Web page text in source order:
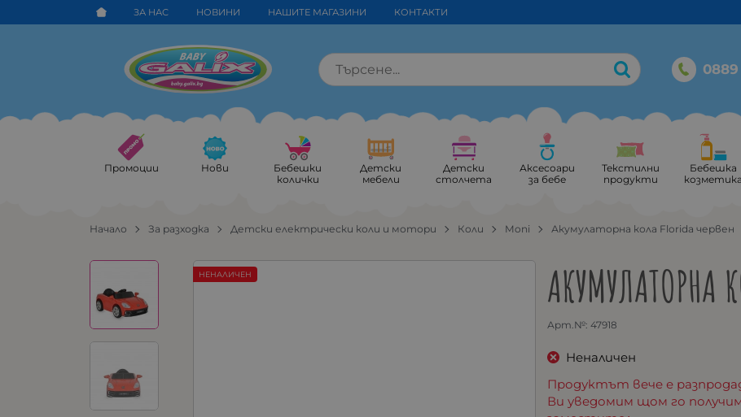
ЗА НАС НОВИНИ НАШИТЕ МАГАЗИНИ КОНТАКТИ
0889
Промоции Нови
Бебешки
колички
Детски
мебели
Детски
столчета
Аксесоари
за бебе
Текстилни
продукти
Бебешка
козметика
Начало За разходка Детски електрически коли и мотори Коли Moni Акумулаторна кола Florida червен
АКУМУЛАТОРНА
Арт.№: 47918
НЕНАЛИЧЕН
Неналичен
Продуктът вече е
Ви уведомим щом го